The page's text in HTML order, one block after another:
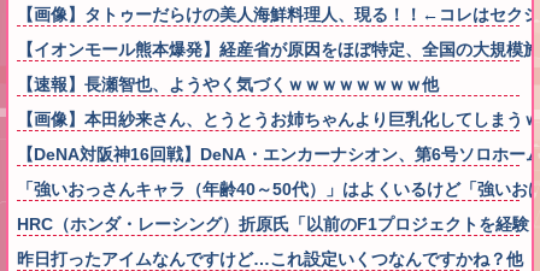
【画像】タトゥーだらけの美人海鮮料理人、現る！！←コレはセ
【イオンモール熊本爆発】経産省が原因をほぼ特定、全国の大規
【速報】長瀬智也、ようやく気づくｗｗｗｗｗｗｗｗ他
【画像】本田紗来さん、とうとうお姉ちゃんより巨乳化してしまう
【DeNA対阪神16回戦】DeNA・エンカーナシオン、第6号ソロホー
「強いおっさんキャラ（年齢40～50代）」はよくいるけど「強い
HRC（ホンダ・レーシング）折原氏「以前のF1プロジェクトを経験
昨日打ったアイムなんですけど…これ設定いくつなんですかね？他